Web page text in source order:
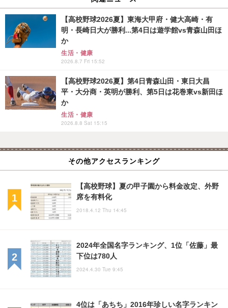
【高校野球2026夏】東海大甲府・健大高崎・有
明・長崎日大が勝利...第4日は遊学館vs青森山田ほ
か
生活・健康
2026.8.7 Fri 15:52
【高校野球2026夏】第4日青森山田・東日大昌
平・大分商・英明が勝利、第5日は花巻東vs新田ほ
か
生活・健康
2026.8.8 Sat 15:15
その他アクセスランキング
【高校野球】夏の甲子園から料金改定、外野
席を有料化
2018.4.12 Thu 14:45
2024年全国名字ランキング、1位「佐藤」最
下位は780人
2024.4.30 Tue 9:45
4位は「あちち」2016年珍しい名字ランキン